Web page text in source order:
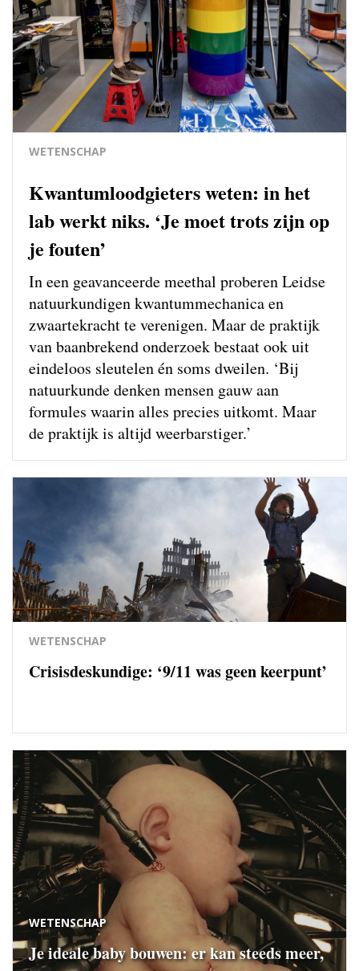
WETENSCHAP
Kwantumloodgieters weten: in het
lab werkt niks. ‘Je moet trots zijn op
je fouten’
In een geavanceerde meethal proberen Leidse
natuurkundigen kwantum­mechanica en
zwaartekracht te verenigen. Maar de praktijk
van baanbrekend onderzoek bestaat ook uit
eindeloos sleutelen én soms dweilen. ‘Bij
natuurkunde denken mensen gauw aan
formules waarin alles precies uitkomt. Maar
de praktijk is altijd weerbarstiger.’
WETENSCHAP
Crisisdeskundige: ‘9/11 was geen keerpunt’
WETENSCHAP
Je ideale baby bouwen: er kan steeds meer,